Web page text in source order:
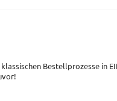
Bestellprozesse in